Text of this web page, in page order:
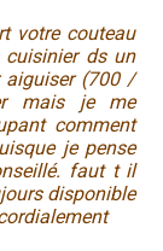
votre couteau
ds un
aiguiser (700 /
mais je me
comment
je pense
faut t il
disponible